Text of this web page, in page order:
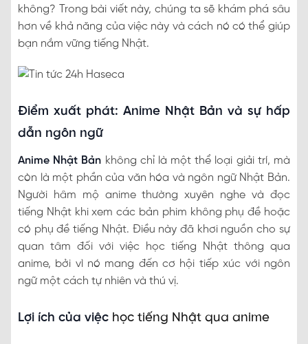
không? Trong bài viết này, chúng ta sẽ khám phá sâu
hơn về khả năng của việc này và cách nó có thể giúp
bạn nắm vững tiếng Nhật.
Điểm xuất phát: Anime Nhật Bản và sự hấp
dẫn ngôn ngữ
Anime Nhật Bản không chỉ là một thể loại giải trí, mà
còn là một phần của văn hóa và ngôn ngữ Nhật Bản.
Người hâm mộ anime thường xuyên nghe và đọc
tiếng Nhật khi xem các bản phim không phụ đề hoặc
có phụ đề tiếng Nhật. Điều này đã khơi nguồn cho sự
quan tâm đối với việc học tiếng Nhật thông qua
anime, bởi vì nó mang đến cơ hội tiếp xúc với ngôn
ngữ một cách tự nhiên và thú vị.
Lợi ích của việc học tiếng Nhật qua anime